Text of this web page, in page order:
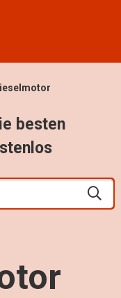
besten